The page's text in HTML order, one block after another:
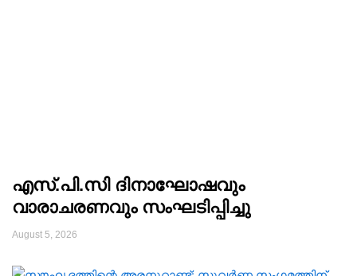
എസ്.പി.സി ദിനാഘോഷവും
വാരാചരണവും സംഘടിപ്പിച്ചു
August 5, 2026